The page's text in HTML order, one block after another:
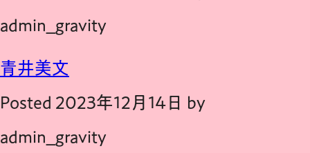
admin_gravity
青井美文
Posted 2023年12月14日 by
admin_gravity